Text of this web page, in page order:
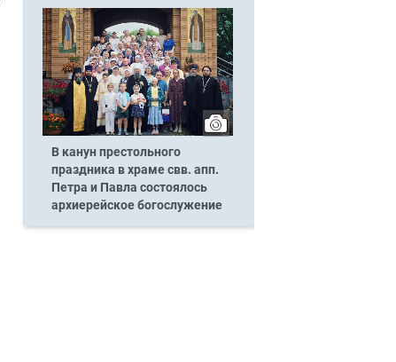
В канун престольного
праздника в храме свв. апп.
Петра и Павла состоялось
архиерейское богослужение